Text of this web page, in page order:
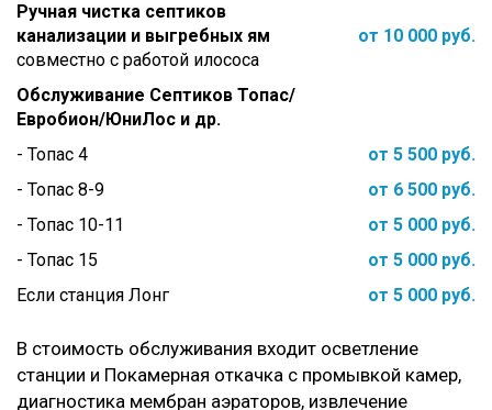
Ручная чистка септиков
канализации и выгребных ям
совместно с работой илососа
от 10 000 руб.
Обслуживание Септиков Топас/
Евробион/ЮниЛос и др.
- Топас 4
от 5 500 руб.
- Топас 8-9
от 6 500 руб.
- Топас 10-11
от 5 000 руб.
- Топас 15
от 5 000 руб.
Если станция Лонг
от 5 000 руб.
В стоимость обслуживания входит осветление
станции и Покамерная откачка с промывкой камер,
диагностика мембран аэраторов, извлечение